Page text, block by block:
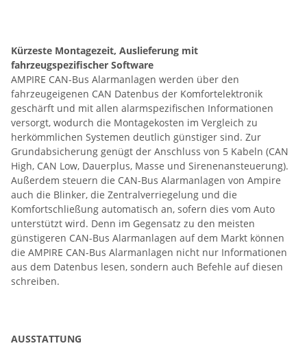
Kürzeste Montagezeit, Auslieferung mit
fahrzeugspezifischer Software
AMPIRE CAN-Bus Alarmanlagen werden über den
fahrzeugeigenen CAN Datenbus der Komfortelektronik
geschärft und mit allen alarmspezifischen Informationen
versorgt, wodurch die Montagekosten im Vergleich zu
herkömmlichen Systemen deutlich günstiger sind. Zur
Grundabsicherung genügt der Anschluss von 5 Kabeln (CAN
High, CAN Low, Dauerplus, Masse und Sirenenansteuerung).
Außerdem steuern die CAN-Bus Alarmanlagen von Ampire
auch die Blinker, die Zentralverriegelung und die
Komfortschließung automatisch an, sofern dies vom Auto
unterstützt wird. Denn im Gegensatz zu den meisten
günstigeren CAN-Bus Alarmanlagen auf dem Markt können
die AMPIRE CAN-Bus Alarmanlagen nicht nur Informationen
aus dem Datenbus lesen, sondern auch Befehle auf diesen
schreiben.
AUSSTATTUNG